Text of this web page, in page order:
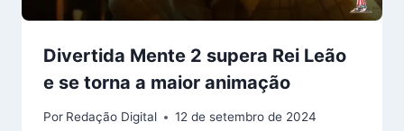
Divertida Mente 2 supera Rei Leão
e se torna a maior animação
Por Redação Digital 12 de setembro de 2024